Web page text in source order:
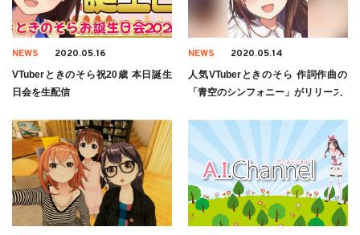
NEWS 2020.05.16
VTuberときのそら祝20歳 本日誕生
日会を生配信
NEWS 2020.05.14
人気VTuberときのそら 作詞作曲の
「青空のシンフォニー」がリリース